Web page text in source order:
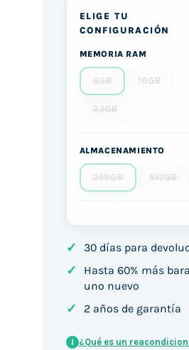
ELIGE TU
CONFIGURACIÓN
MEMORIA RAM
8GB 16GB
32GB
ALMACENAMIENTO
256GB 512GB
✓ 30 días para
✓
Hasta 60% más
uno nuevo
✓ 2 años de garantía
i ¿Qué es un